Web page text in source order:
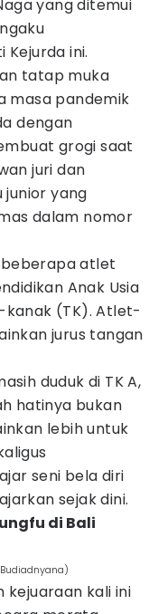
yang ditemui
ini.
tatap muka
masa pandemik
dengan
grogi saat
juri dan
yang
dalam nomor
atlet
Anak Usia
kanak (TK). Atlet-
jurus tangan
duduk di TK A,
hatinya bukan
lebih untuk
seni bela diri
sejak dini.
di Bali
kejuaraan kali ini